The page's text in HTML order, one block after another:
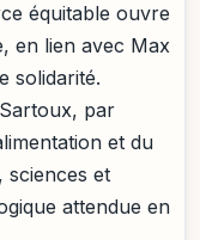
équitable ouvre
en lien avec Max
solidarité.
par
et du
sciences et
attendue en